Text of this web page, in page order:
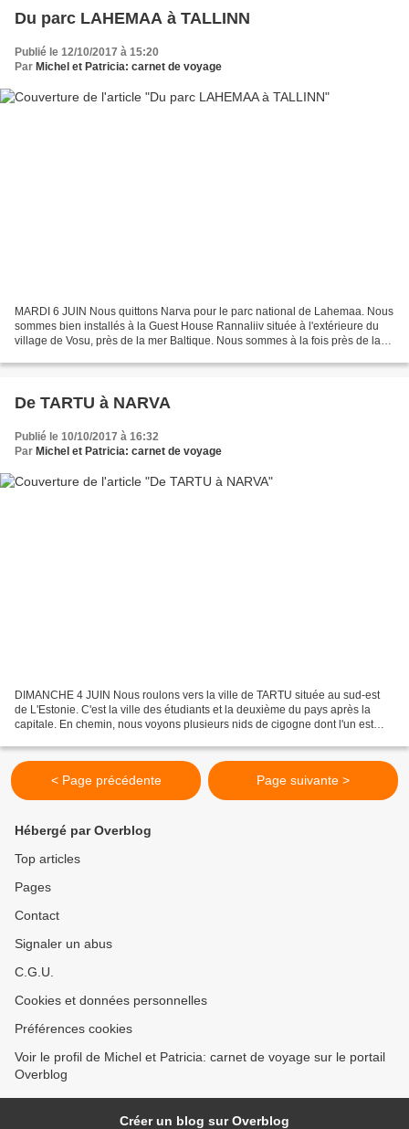
Du parc LAHEMAA à TALLINN
Publié le 12/10/2017 à 15:20
Par Michel et Patricia: carnet de voyage
MARDI 6 JUIN Nous quittons Narva pour le parc national de Lahemaa. Nous
sommes bien installés à la Guest House Rannaliiv située à l'extérieure du
village de Vosu, près de la mer Baltique. Nous sommes à la fois près de la
De TARTU à NARVA
Publié le 10/10/2017 à 16:32
Par Michel et Patricia: carnet de voyage
DIMANCHE 4 JUIN Nous roulons vers la ville de TARTU située au sud-est
de L'Estonie. C'est la ville des étudiants et la deuxième du pays après la
capitale. En chemin, nous voyons plusieurs nids de cigogne dont l'un est
< Page précédente Page suivante >
Hébergé par Overblog
Top articles
Pages
Contact
Signaler un abus
C.G.U.
Cookies et données personnelles
Préférences cookies
Voir le profil de Michel et Patricia: carnet de voyage sur le portail
Overblog
Créer un blog sur Overblog